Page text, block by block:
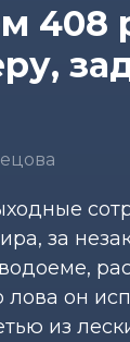
408
за
лова он
из